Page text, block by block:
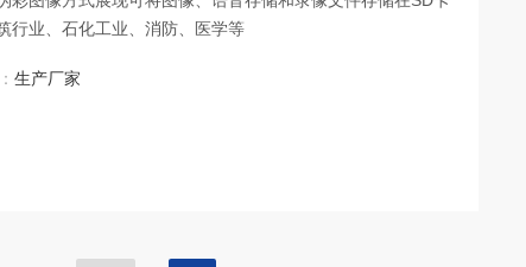
行业、石化工业、消防、医学等
生产厂家